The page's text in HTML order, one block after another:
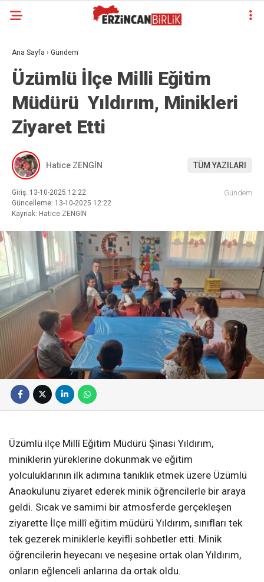
Ana Sayfa › Gündem
Üzümlü İlçe Milli Eğitim
Müdürü Yıldırım, Minikleri
Ziyaret Etti
Hatice ZENGİN TÜM YAZILARI
Giriş: 13-10-2025 12:22
Güncelleme: 13-10-2025 12:22
Kaynak: Hatice ZENGİN
Gündem
Üzümlü ilçe Millî Eğitim Müdürü Şinasi Yıldırım,
miniklerin yüreklerine dokunmak ve eğitim
yolculuklarının ilk adımına tanıklık etmek üzere Üzümlü
Anaokulunu ziyaret ederek minik öğrencilerle bir araya
geldi. Sıcak ve samimi bir atmosferde gerçekleşen
ziyarette İlçe millî eğitim müdürü Yıldırım, sınıfları tek
tek gezerek miniklerle keyifli sohbetler etti. Minik
öğrencilerin heyecanı ve neşesine ortak olan Yıldırım,
onların eğlenceli anlarına da ortak oldu.